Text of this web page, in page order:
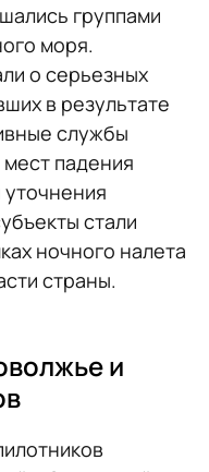
группами
моря.
о серьезных
в результате
службы
падения
уточнения
стали
ночного налета
страны.
и